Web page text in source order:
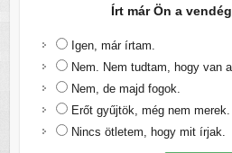
Írt már Ön a
Igen, már írtam.
Nem. Nem tudtam, hogy van
Nem, de majd fogok.
Erőt gyűjtök, még nem merek.
Nincs ötletem, hogy mit írjak.